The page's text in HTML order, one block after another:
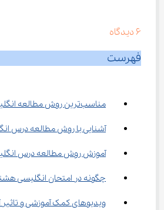
6 دیدگاه
فهرست
مناسب‌ترین روش مطالعه انگلیسی هشتم
آشنایی با روش مطالعه درس
آموزش روش مطالعه درس
چگونه در امتحان انگلیسی هشتم 20
ویدیوهای کمک آموزشی و تاثیر آن‌ها در موفقیت دانش